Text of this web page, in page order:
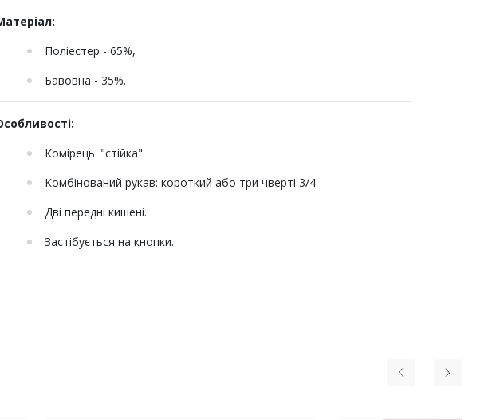
Поліестер - 65%,
Бавовна - 35%.
Комірець: "стійка".
Комбінований рукав: короткий або три чверті 3/4.
Дві передні кишені.
Застібується на кнопки.